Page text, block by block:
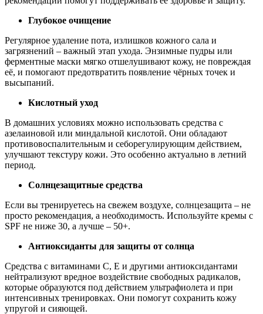
Глубокое очищение
Регулярное удаление пота, излишков кожного сала и
загрязнений – важный этап ухода. Энзимные пудры или
ферментные маски мягко отшелушивают кожу, не повреждая
её, и помогают предотвратить появление чёрных точек и
высыпаний.
Кислотный уход
В домашних условиях можно использовать средства с
азелаиновой или миндальной кислотой. Они обладают
противовоспалительным и себорегулирующим действием,
улучшают текстуру кожи. Это особенно актуально в летний
период.
Солнцезащитные средства
Если вы тренируетесь на свежем воздухе, солнцезащита – не
просто рекомендация, а необходимость. Используйте кремы с
SPF не ниже 30, а лучше – 50+.
Антиоксиданты для защиты от солнца
Средства с витаминами C, E и другими антиоксидантами
нейтрализуют вредное воздействие свободных радикалов,
которые образуются под действием ультрафиолета и при
интенсивных тренировках. Они помогут сохранить кожу
упругой и сияющей.